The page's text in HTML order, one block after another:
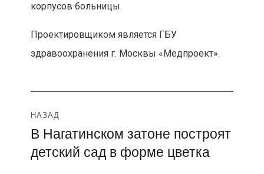
корпусов больницы.
Проектировщиком является ГБУ
здравоохранения г. Москвы «Медпроект».
Навигация
по
записям
НАЗАД
Предыдущая
запись:
В Нагатинском затоне построят
детский сад в форме цветка